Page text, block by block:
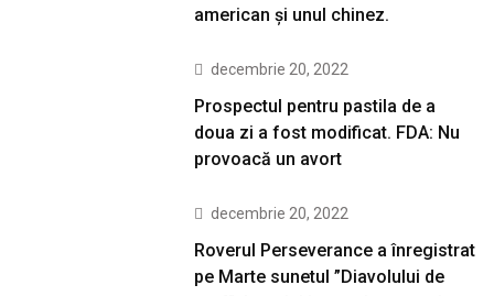
american şi unul chinez.
decembrie 20, 2022
Prospectul pentru pastila de a
doua zi a fost modificat. FDA: Nu
provoacă un avort
decembrie 20, 2022
Roverul Perseverance a înregistrat
pe Marte sunetul ”Diavolului de